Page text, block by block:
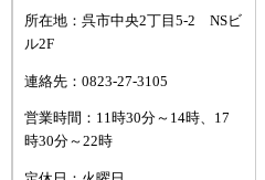
所在地：呉市中央2丁目5-2 NSビ
ル2F
連絡先：0823-27-3105
営業時間：11時30分～14時、17
時30分～22時